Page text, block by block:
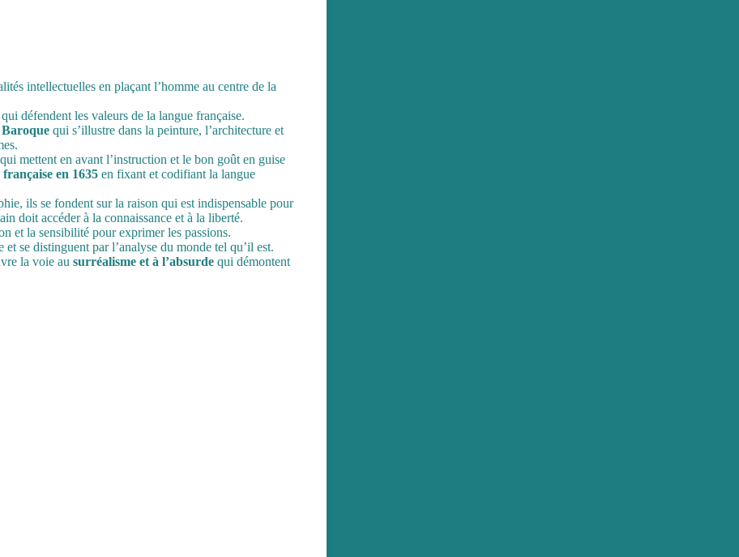
intellectuelles en plaçant l’homme au centre de la
défendent les valeurs de la langue française.
Baroque qui s’illustre dans la peinture, l’architecture et
mettent en avant l’instruction et le bon goût en guise
française en 1635 en fixant et codifiant la langue
ils se fondent sur la raison qui est indispensable pour
doit accéder à la connaissance et à la liberté.
et la sensibilité pour exprimer les passions.
se distinguent par l’analyse du monde tel qu’il est.
la voie au surréalisme et à l’absurde qui démontent